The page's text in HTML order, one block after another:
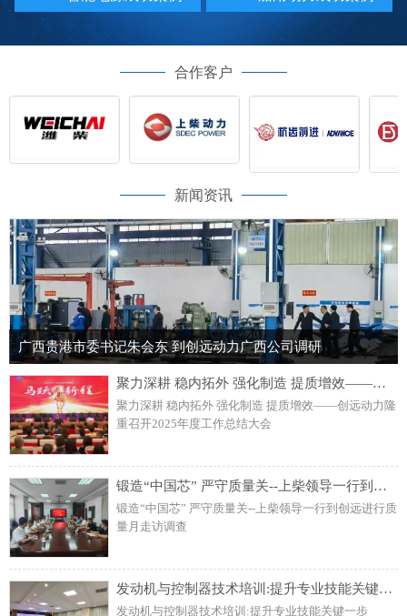
合作客户
新闻资讯
广西贵港市委书记朱会东 到创远动力广西公司调研
聚力深耕 稳内拓外 强化制造 提质增效——创远动力隆重召开2025年度工作总结大会
聚力深耕 稳内拓外 强化制造 提质增效——创远动力隆
重召开2025年度工作总结大会
锻造“中国芯” 严守质量关--上柴领导一行到创远进行质量月走访调查
锻造“中国芯” 严守质量关--上柴领导一行到创远进行质
量月走访调查
发动机与控制器技术培训:提升专业技能关键一步
发动机与控制器技术培训:提升专业技能关键一步